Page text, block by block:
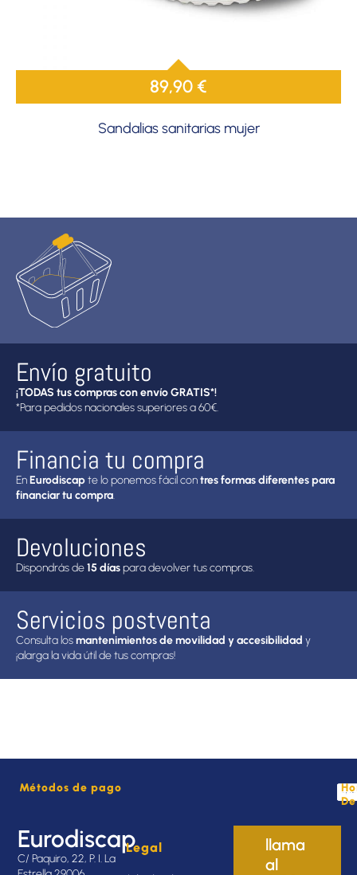
89,90€
Sandalias sanitarias mujer
Envío gratuito
¡TODAS tus compras con envío GRATIS*!
*Para pedidos nacionales superiores a 60€.
Financia tu compra
EnEurodiscapte lo ponemos fácil contres formas diferentes para
financiar tu compra.
Devoluciones
Dispondrás de15 díaspara devolver tus compras.
Servicios postventa
Consulta losmantenimientos de movilidad y accesibilidad y
¡alarga la vida útil de tus compras!
Métodos de pago
Eurodiscap
C/ Paquiro, 22, P. I. La
Legal
llama
al